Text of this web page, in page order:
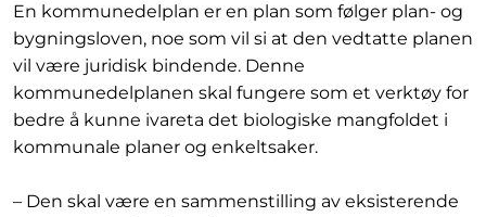
En kommunedelplan er en plan som følger plan- og
bygningsloven, noe som vil si at den vedtatte planen
vil være juridisk bindende. Denne
kommunedelplanen skal fungere som et verktøy for
bedre å kunne ivareta det biologiske mangfoldet i
kommunale planer og enkeltsaker.
– Den skal være en sammenstilling av eksisterende